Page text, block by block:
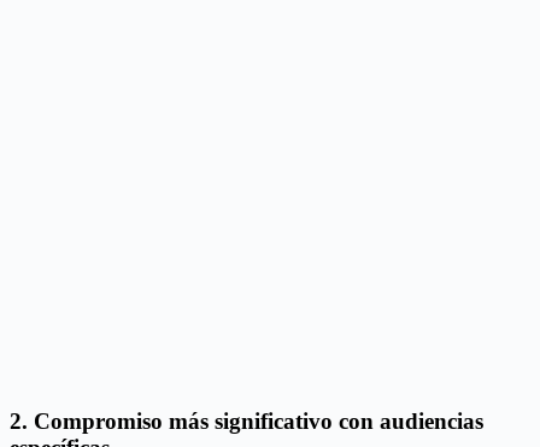
2. Compromiso más significativo con audiencias